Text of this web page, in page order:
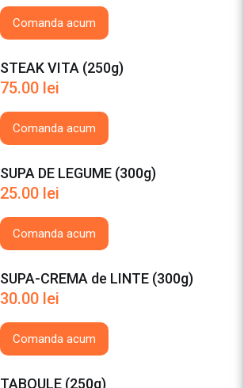
Comanda acum
STEAK VITA (250g)
75.00 lei
Comanda acum
SUPA DE LEGUME (300g)
25.00 lei
Comanda acum
SUPA-CREMA de LINTE (300g)
30.00 lei
Comanda acum
TABOULE (250g)